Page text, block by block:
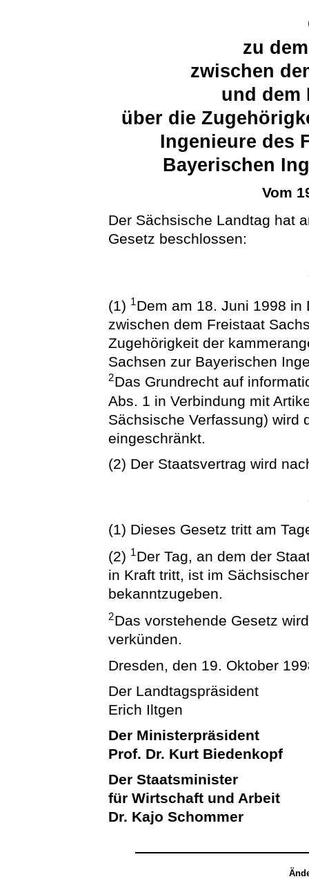
zu
zwischen
und dem
über die
Ingenieure des
Bayerischen
Vom
Der Sächsische Landtag hat
Gesetz beschlossen:
(1) 1Dem am 18. Juni 1998
zwischen dem Freistaat
Zugehörigkeit der
Sachsen zur Bayerischen
2Das Grundrecht auf
Abs. 1 in Verbindung mit
Sächsische Verfassung) wird
eingeschränkt.
(2) Der Staatsvertrag wird
(1) Dieses Gesetz tritt am
(2) 1Der Tag, an dem der
in Kraft tritt, ist im
bekanntzugeben.
2Das vorstehende Gesetz
verkünden.
Dresden, den 19. Oktober
Der Landtagspräsident
Erich Iltgen
Der Ministerpräsident
Prof. Dr. Kurt Biedenkopf
Der Staatsminister
für Wirtschaft und Arbeit
Dr. Kajo Schommer